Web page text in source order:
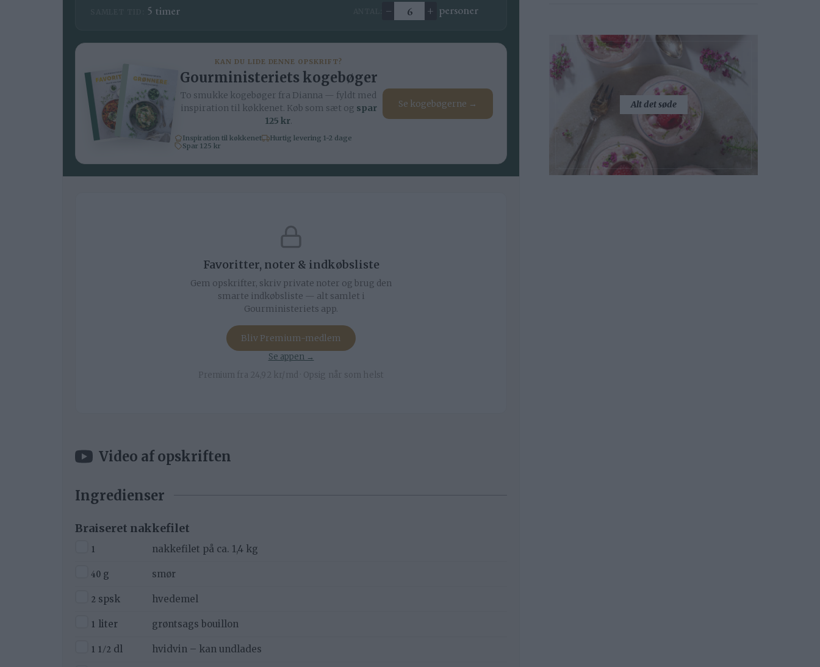
5timer
timer
Ændre antal
– + personer
KAN DU LIDE DENNE OPSKRIFT?
Gourministeriets kogebøger
To smukke kogebøger fra Dianna — fyldt med
inspiration til køkkenet. Køb som sæt og spar
125 kr.
Inspiration til køkkenet
Hurtig levering 1-2 dage
Spar 125 kr
Se kogebøgerne →
Favoritter, noter & indkøbsliste
Gem opskrifter, skriv private noter og brug den
smarte indkøbsliste — alt samlet i
Gourministeriets app.
Bliv Premium-medlem
Se appen →
Premium fra 24,92 kr/md · Opsig når som helst
Video af opskriften
Ingredienser
Braiseret nakkefilet
▢1 nakkefilet på ca. 1,4 kg
▢
40 g smør
▢
2 spsk hvedemel
▢
1 liter grøntsags bouillon
▢
1 1/2 dl hvidvin – kan undlades
Alt det søde